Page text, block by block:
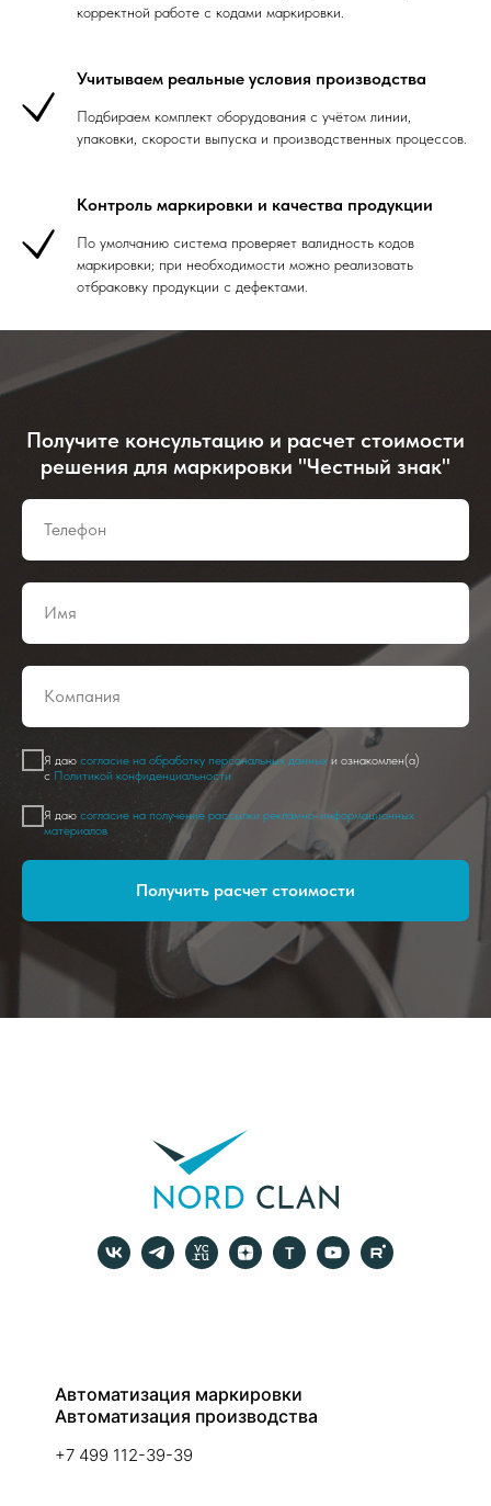
корректной работе с кодами маркировки.
Учитываем реальные условия производства
Подбираем комплект оборудования с учётом линии,
упаковки, скорости выпуска и производственных процессов.
Контроль маркировки и качества продукции
По умолчанию система проверяет валидность кодов
маркировки; при необходимости можно реализовать
отбраковку продукции с дефектами.
Получите консультацию и расчет стоимости
решения для маркировки "Честный знак"
Я даю согласие на обработку персональных данных и ознакомлен(а)
с Политикой конфиденциальности
Я даю согласие на получение рассылки рекламно-информационных
материалов
Получить расчет стоимости
Автоматизация маркировки
Автоматизация производства
+7 499 112-39-39